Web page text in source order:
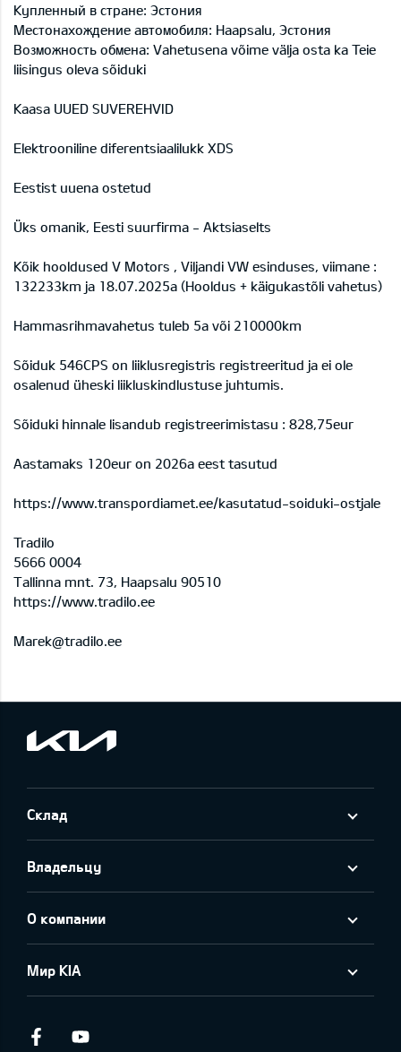
Купленный в стране: Эстония
Местонахождение автомобиля: Haapsalu, Эстония
Возможность обмена: Vahetusena võime välja osta ka Teie
liisingus oleva sõiduki
Kaasa UUED SUVEREHVID
Elektrooniline diferentsiaalilukk XDS
Eestist uuena ostetud
Üks omanik, Eesti suurfirma - Aktsiaselts
Kõik hooldused V Motors , Viljandi VW esinduses, viimane :
132233km ja 18.07.2025a (Hooldus + käigukastõli vahetus)
Hammasrihmavahetus tuleb 5a või 210000km
Sõiduk 546CPS on liiklusregistris registreeritud ja ei ole
osalenud üheski liikluskindlustuse juhtumis.
Sõiduki hinnale lisandub registreerimistasu : 828,75eur
Aastamaks 120eur on 2026a eest tasutud
https://www.transpordiamet.ee/kasutatud-soiduki-ostjale
Tradilo
5666 0004
Tallinna mnt. 73, Haapsalu 90510
https://www.tradilo.ee
Marek@tradilo.ee
Склад
Владельцу
О компании
Мир KIA
Facebook